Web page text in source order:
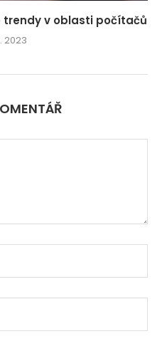
trendy v oblasti počítačů
2023